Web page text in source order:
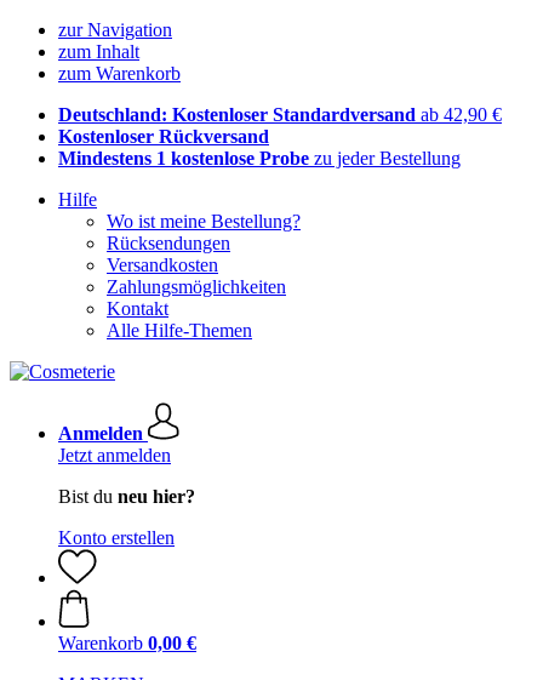
zur Navigation
zum Inhalt
zum Warenkorb
Deutschland: Kostenloser Standardversand ab 42,90 €
Kostenloser Rückversand
Mindestens 1 kostenlose Probe zu jeder Bestellung
Hilfe
Wo ist meine Bestellung?
Rücksendungen
Versandkosten
Zahlungsmöglichkeiten
Kontakt
Alle Hilfe-Themen
Anmelden
Jetzt anmelden
Bist du neu hier?
Konto erstellen
Warenkorb 0,00 €